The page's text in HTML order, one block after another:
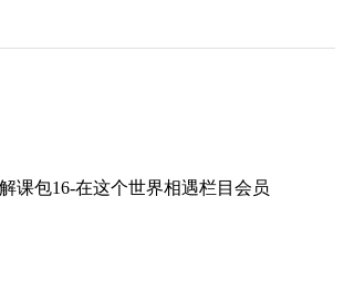
课包16-在这个世界相遇栏目会员